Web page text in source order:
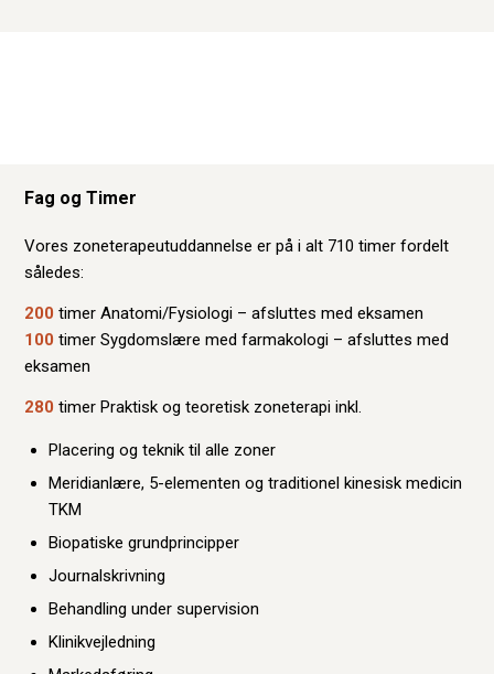
Fag og Timer
Vores zoneterapeutuddannelse er på i alt 710 timer fordelt
således:
200 timer Anatomi/Fysiologi – afsluttes med eksamen
100 timer Sygdomslære med farmakologi – afsluttes med
eksamen
280 timer Praktisk og teoretisk zoneterapi inkl.
Placering og teknik til alle zoner
Meridianlære, 5-elementen og traditionel kinesisk medicin
TKM
Biopatiske grundprincipper
Journalskrivning
Behandling under supervision
Klinikvejledning